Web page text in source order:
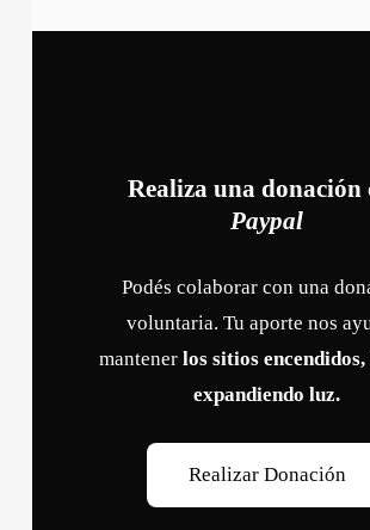
Realiza una donación
Paypal
Podés colaborar con una
voluntaria. Tu aporte nos
mantener los sitios
expandiendo luz.
Realizar Donación